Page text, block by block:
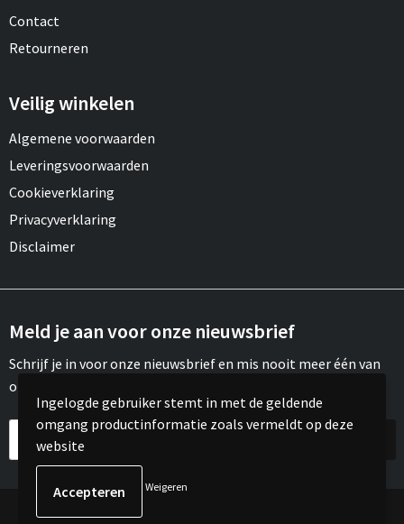
Contact
Retourneren
Veilig winkelen
Algemene voorwaarden
Leveringsvoorwaarden
Cookieverklaring
Privacyverklaring
Disclaimer
Meld je aan voor onze nieuwsbrief
Schrijf je in voor onze nieuwsbrief en mis nooit meer één van
onze leuke aanbiedingen of updates.
Ingelogde gebruiker stemt in met de geldende
omgang productinformatie zoals vermeldt op deze
website
Weigeren